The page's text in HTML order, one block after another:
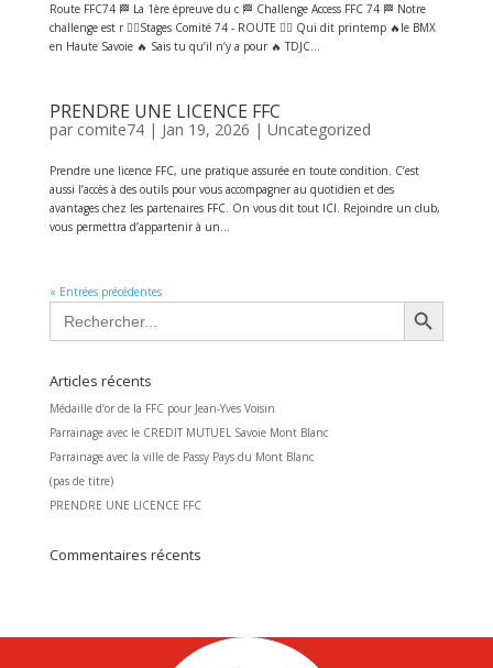
Route FFC74 🏁 La 1ère épreuve du c 🏁 Challenge Access FFC 74 🏁 Notre
challenge est r 🚴‍♂️Stages Comité 74 - ROUTE 🚴‍♀️ Qui dit printemp 🔥le BMX
en Haute Savoie 🔥 Sais tu qu’il n’y a pour 🔥 TDJC...
PRENDRE UNE LICENCE FFC
par comite74| Jan 19, 2026 | Uncategorized
Prendre une licence FFC, une pratique assurée en toute condition. C’est
aussi l’accès à des outils pour vous accompagner au quotidien et des
avantages chez les partenaires FFC. On vous dit tout ICI. Rejoindre un club,
vous permettra d’appartenir à un...
« Entrées précédentes
Search
Search Button
Articles récents
Médaille d’or de la FFC pour Jean-Yves Voisin
Parrainage avec le CREDIT MUTUEL Savoie Mont Blanc
Parrainage avec la ville de Passy Pays du Mont Blanc
(pas de titre)
PRENDRE UNE LICENCE FFC
Commentaires récents